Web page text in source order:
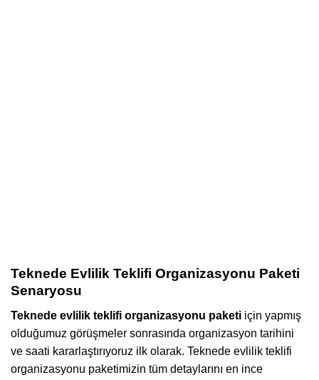
Teknede Evlilik Teklifi Organizasyonu Paketi
Senaryosu
Teknede evlilik teklifi organizasyonu paketi için yapmış
olduğumuz görüşmeler sonrasında organizasyon tarihini
ve saati kararlaştırıyoruz ilk olarak. Teknede evlilik teklifi
organizasyonu paketimizin tüm detaylarını en ince